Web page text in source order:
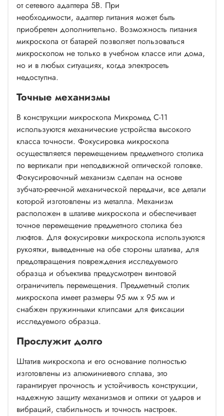
от сетевого адаптера 5В. При
необходимости, адаптер питания может быть
приобретен дополнительно. Возможность питания
микроскопа от батарей позволяет пользоваться
микроскопом не только в учебном классе или дома,
но и в любых ситуациях, когда электросеть
недоступна.
Точные механизмы
В конструкции микроскопа Микромед С-11
используются механические устройства высокого
класса точности. Фокусировка микроскопа
осуществляется перемещением предметного столика
по вертикали при неподвижной оптической головке.
Фокусировочный механизм сделан на основе
зубчато-реечной механической передачи, все детали
которой изготовлены из металла. Механизм
расположен в штативе микроскопа и обеспечивает
точное перемещение предметного столика без
люфтов. Для фокусировки микроскопа используются
рукоятки, выведенные на обе стороны штатива, для
предотвращения повреждения исследуемого
образца и объектива предусмотрен винтовой
ограничитель перемещения. Предметный столик
микроскопа имеет размеры 95 мм х 95 мм и
снабжен пружинными клипсами для фиксации
исследуемого образца.
Прослужит долго
Штатив микроскопа и его основание полностью
изготовлены из алюминиевого сплава, это
гарантирует прочность и устойчивость конструкции,
надежную защиту механизмов и оптики от ударов и
вибраций, стабильность и точность настроек.